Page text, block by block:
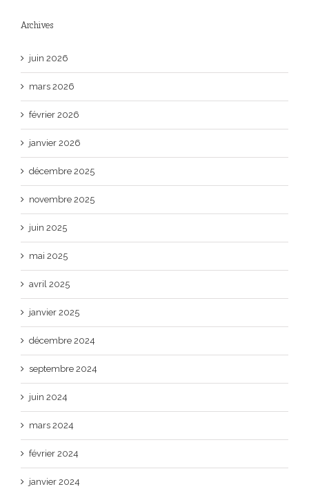
Archives
juin 2026
mars 2026
février 2026
janvier 2026
décembre 2025
novembre 2025
juin 2025
mai 2025
avril 2025
janvier 2025
décembre 2024
septembre 2024
juin 2024
mars 2024
février 2024
janvier 2024